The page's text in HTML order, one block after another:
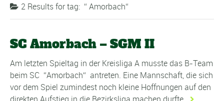
2 Results fortag: Amorbach
SC Amorbach – SGM II
Am letzten Spieltag in der Kreisliga A musste das B-Team
beim SC
Amorbach
antreten. Eine Mannschaft, die sich
vor dem Spiel zumindest noch kleine Hoffnungen auf den